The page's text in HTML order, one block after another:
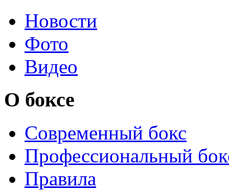
Новости
Фото
Видео
О боксе
Современный бокс
Профессиональный
Правила